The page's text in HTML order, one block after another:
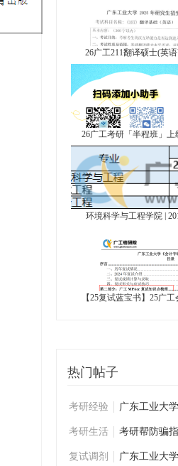
26广工211翻译硕士(英
26广工考研「半程班」
环境科学与工程学院 |
【25复试蓝宝书】25广
热门帖子
考研经验
考研生活
复试调剂